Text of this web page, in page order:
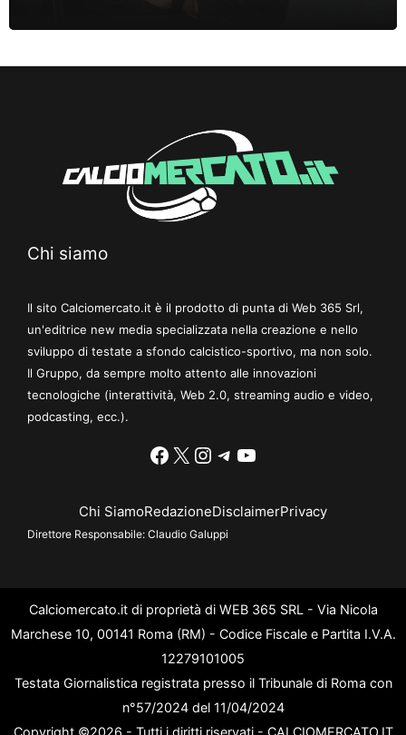
Chi siamo
Il sito Calciomercato.it è il prodotto di punta di Web 365 Srl,
un'editrice new media specializzata nella creazione e nello
sviluppo di testate a sfondo calcistico-sportivo, ma non solo.
Il Gruppo, da sempre molto attento alle innovazioni
tecnologiche (interattività, Web 2.0, streaming audio e video,
podcasting, ecc.).
Facebook
X Instagram
Telegram
YouTube
Chi SiamoRedazioneDisclaimerPrivacy
Direttore Responsabile: Claudio Galuppi
Calciomercato.it di proprietà di WEB 365 SRL - Via Nicola
Marchese 10, 00141 Roma (RM) - Codice Fiscale e Partita I.V.A.
12279101005
Testata Giornalistica registrata presso il Tribunale di Roma con
n°57/2024 del 11/04/2024